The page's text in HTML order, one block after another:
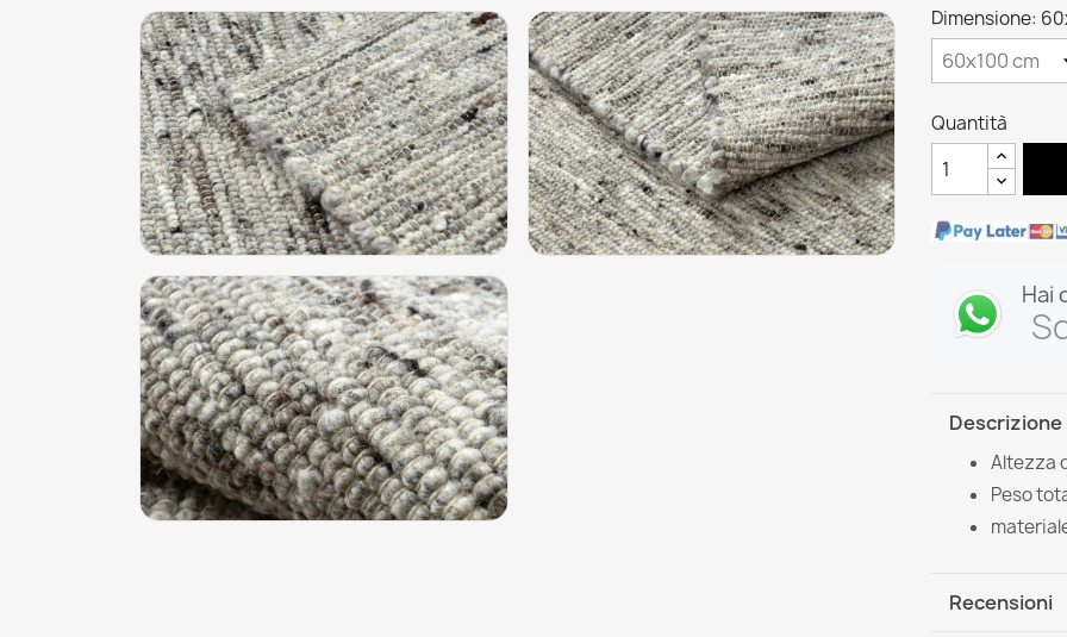
Dimensione:
Quantità
Hai
Descrizione
Altezza
Peso
Recensioni